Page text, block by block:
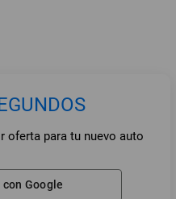
oferta para tu nuevo auto
Google